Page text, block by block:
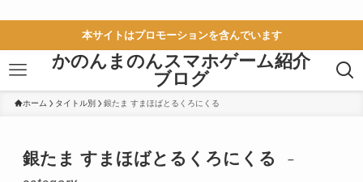
本サイトはプロモーションを含んでいます
かのんまのんスマホゲーム紹介
ブログ
ホーム タイトル別 銀たま すまほばとるくろにくる
銀たま すまほばとるくろにくる
–